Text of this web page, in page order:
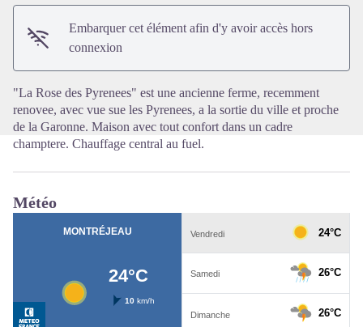
Voir l'image en plein écran
Embarquer cet élément afin d'y avoir accès hors
connexion
"La Rose des Pyrenees" est une ancienne ferme, recemment
renovee, avec vue sue les Pyrenees, a la sortie du ville et proche
de la Garonne. Maison avec tout confort dans un cadre
champtere. Chauffage central au fuel.
Météo